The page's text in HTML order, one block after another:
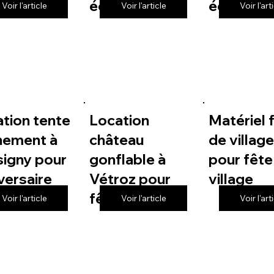
village
Voir l'article
écoleVoir l'article
écoleVoir
tente
à
pour
Voir l'article
Location
château
gonflable à
Vétroz pour
fête de village
Voir l'article
Matériel
de
pour
village
Voir